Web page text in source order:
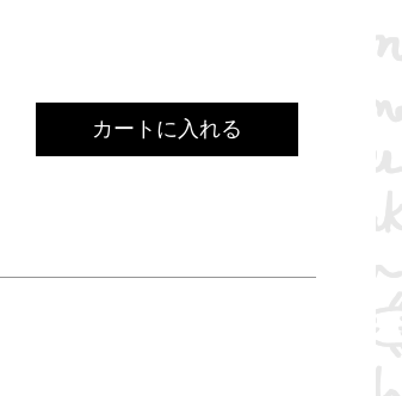
カートに入れる